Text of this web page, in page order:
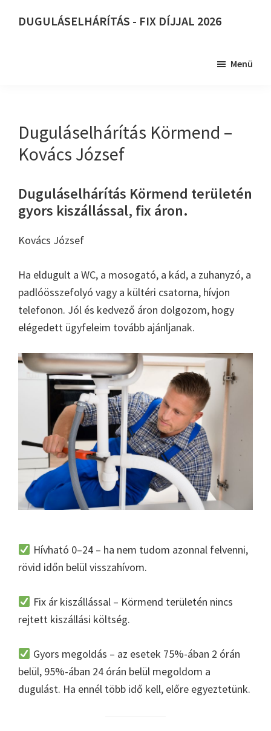
DUGULÁSELHÁRÍTÁS - FIX DÍJJAL 2026
Menü
Duguláselhárítás Körmend –
Kovács József
Duguláselhárítás Körmend területén
gyors kiszállással, fix áron.
Kovács József
Ha eldugult a WC, a mosogató, a kád, a zuhanyzó, a
padlóösszefolyó vagy a kültéri csatorna, hívjon
telefonon. Jól és kedvező áron dolgozom, hogy
elégedett ügyfeleim tovább ajánljanak.
Hívható 0–24 – ha nem tudom azonnal felvenni,
rövid időn belül visszahívom.
Fix ár kiszállással – Körmend területén nincs
rejtett kiszállási költség.
Gyors megoldás – az esetek 75%-ában 2 órán
belül, 95%-ában 24 órán belül megoldom a
dugulást. Ha ennél több idő kell, előre egyeztetünk.